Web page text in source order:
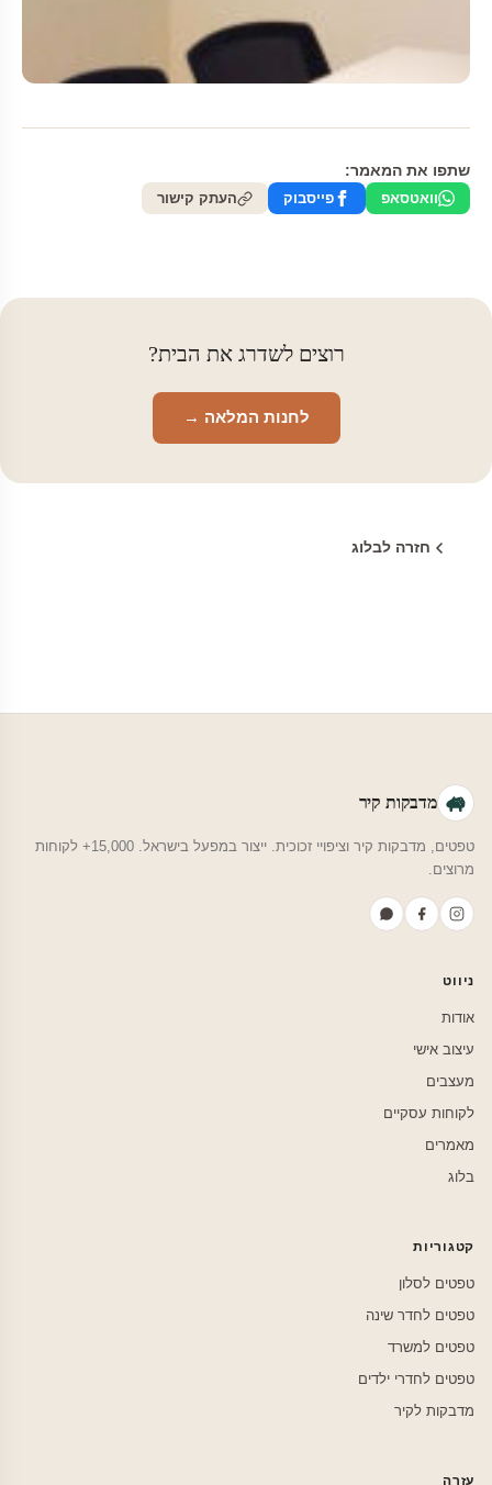
שתפו את המאמר:
וואטסאפ פייסבוק העתק קישור
רוצים לשדרג את הבית?
לחנות המלאה →
חזרה לבלוג
מדבקות קיר
טפטים, מדבקות קיר וציפויי זכוכית. ייצור במפעל בישראל. 15,000+ לקוחות
מרוצים.
ניווט
אודות
עיצוב אישי
מעצבים
לקוחות עסקיים
מאמרים
בלוג
קטגוריות
טפטים לסלון
טפטים לחדר שינה
טפטים למשרד
טפטים לחדרי ילדים
מדבקות לקיר
עזרה